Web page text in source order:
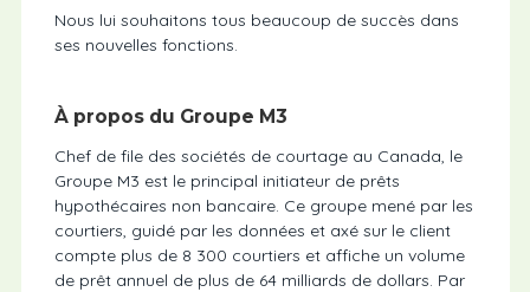
Nous lui souhaitons tous beaucoup de succès dans
ses nouvelles fonctions.
À propos du Groupe M3
Chef de file des sociétés de courtage au Canada, le
Groupe M3 est le principal initiateur de prêts
hypothécaires non bancaire. Ce groupe mené par les
courtiers, guidé par les données et axé sur le client
compte plus de 8 300 courtiers et affiche un volume
de prêt annuel de plus de 64 milliards de dollars. Par